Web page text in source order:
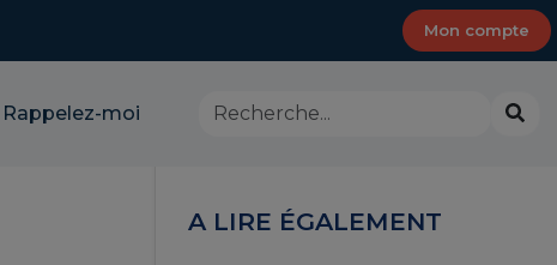
Mon compte
Rappelez-moi Rechercher dans le site - CMA Provence-
A LIRE ÉGALEMENT